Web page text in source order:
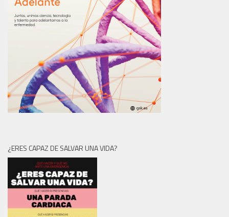
¿ERES CAPAZ DE SALVAR UNA VIDA?